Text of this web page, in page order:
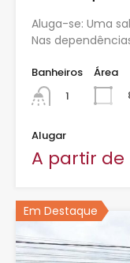
Aluga-se: Uma
Nas
Banheiros
1
Área
Alugar
A partir de
Em Destaque